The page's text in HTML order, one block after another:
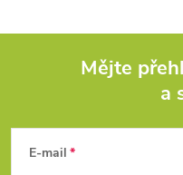
a
Mějte
a
E-mail